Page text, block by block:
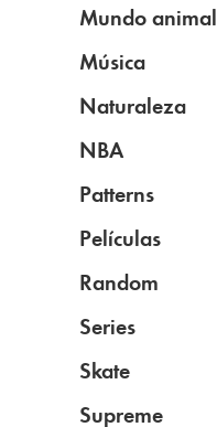
Mundo animal
Música
Naturaleza
NBA
Patterns
Películas
Random
Series
Skate
Supreme